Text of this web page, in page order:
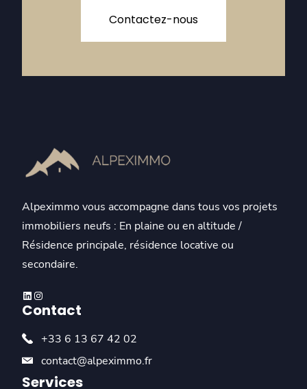
Contactez-nous
Alpeximmo vous accompagne dans tous vos projets
immobiliers neufs : En plaine ou en altitude /
Résidence principale, résidence locative ou
secondaire.
Linkedin Instagram
Contact
+33 6 13 67 42 02
contact@alpeximmo.fr
Services